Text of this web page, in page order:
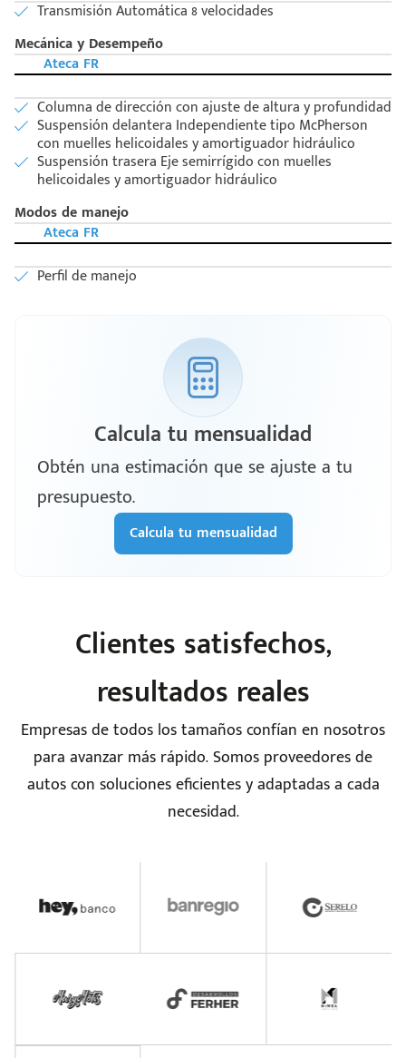
Transmisión Automática 8 velocidades
Mecánica y Desempeño
Ateca FR
Columna de dirección con ajuste de altura y profundidad
Suspensión delantera Independiente tipo McPherson
con muelles helicoidales y amortiguador hidráulico
Suspensión trasera Eje semirrígido con muelles
helicoidales y amortiguador hidráulico
Modos de manejo
Ateca FR
Perfil de manejo
Calcula tu mensualidad
Obtén una estimación que se ajuste a tu
presupuesto.
Calcula tu mensualidad
Clientes satisfechos,
resultados reales
Empresas de todos los tamaños confían en nosotros
para avanzar más rápido. Somos proveedores de
autos con soluciones eficientes y adaptadas a cada
necesidad.